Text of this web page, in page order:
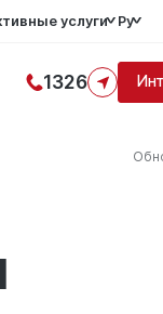
услуги Ру
1326